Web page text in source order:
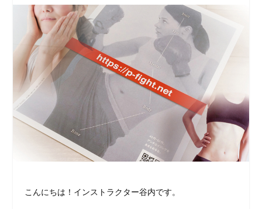
こんにちは！インストラクター谷内です。